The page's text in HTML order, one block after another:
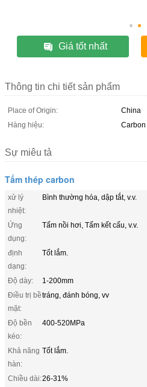
Giá tốt nhất
Thông tin chi tiết sản phẩm
Place of Origin:
China
Hàng hiệu:
Carbon
Sự miêu tả
Tấm thép carbon
xử lý
nhiệt:
Bình thường hóa, dập tắt, v.v.
Ứng
dụng:
Tấm nồi hơi, Tấm kết cấu, v.v.
định
dạng:
Tốt lắm.
Độ dày:
1-200mm
Điều trị bề
mặt:
tráng, đánh bóng, vv
Độ bền
kéo:
400-520MPa
Khả năng
hàn:
Tốt lắm.
Chiều dài:26-31%